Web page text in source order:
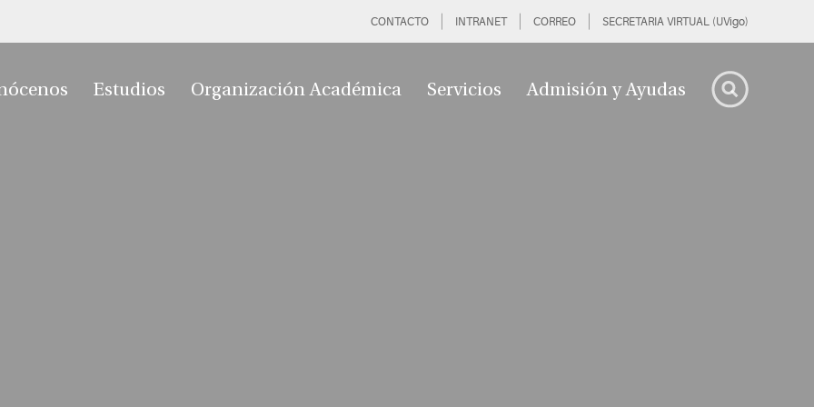
CONTACTO INTRANET CORREO SECRETARIA VIRTUAL (UVigo)
Estudios Organización Académica Servicios Admisión y Ayudas